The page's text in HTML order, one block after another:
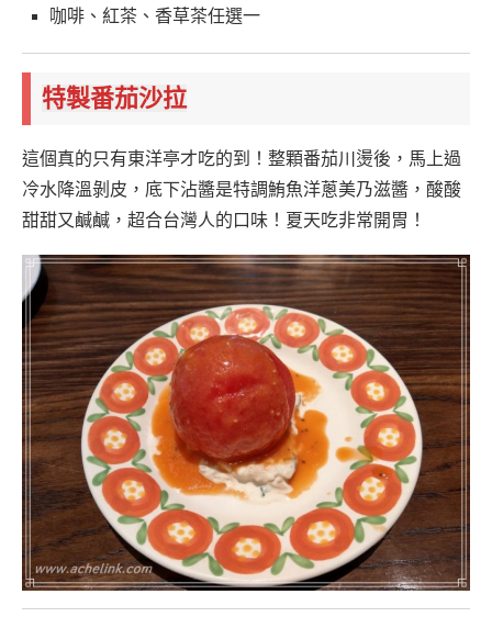
咖啡、紅茶、香草茶任選一
特製番茄沙拉
這個真的只有東洋亭才吃的到！整顆番茄川燙後，馬上過
冷水降溫剝皮，底下沾醬是特調鮪魚洋蔥美乃滋醬，酸酸
甜甜又鹹鹹，超合台灣人的口味！夏天吃非常開胃！